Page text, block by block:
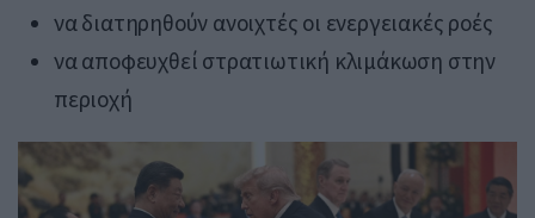
να διατηρηθούν ανοιχτές οι ενεργειακές ροές
να αποφευχθεί στρατιωτική κλιμάκωση στην
περιοχή